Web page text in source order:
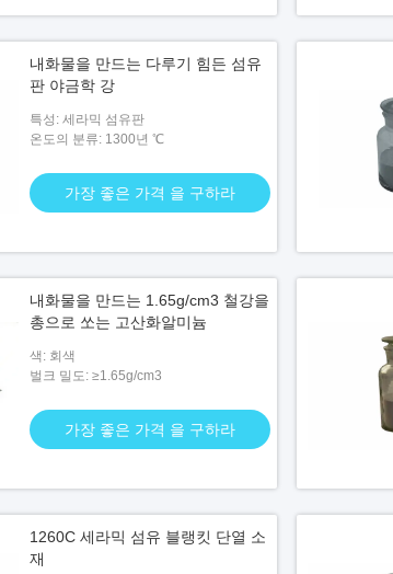
내화물을 만드는 다루기 힘든 섬유
판 야금학 강
특성: 세라믹 섬유판
온도의 분류: 1300년 ℃
가장 좋은 가격 을 구하라
내화물을 만드는 1.65g/cm3 철강을
총으로 쏘는 고산화알미늄
색: 회색
벌크 밀도: ≥1.65g/cm3
가장 좋은 가격 을 구하라
1260C 세라믹 섬유 블랭킷 단열 소
재